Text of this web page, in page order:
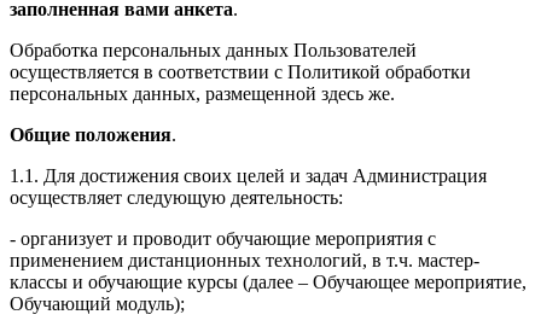
заполненная вами анкета.
Обработка персональных данных Пользователей
осуществляется в соответствии с Политикой обработки
персональных данных, размещенной здесь же.
Общие положения.
1.1. Для достижения своих целей и задач Администрация
осуществляет следующую деятельность:
- организует и проводит обучающие мероприятия с
применением дистанционных технологий, в т.ч. мастер-
классы и обучающие курсы (далее – Обучающее мероприятие,
Обучающий модуль);